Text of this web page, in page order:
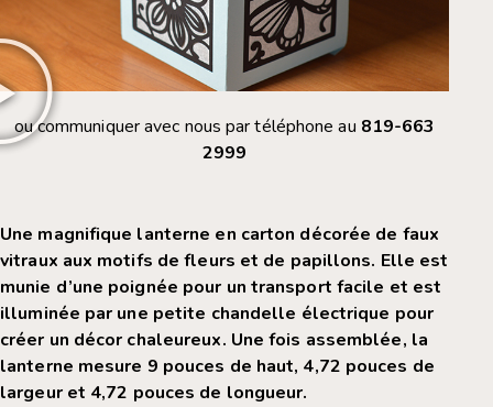
ou communiquer avec nous par téléphone au 819-663
2999
Une magnifique lanterne en carton décorée de faux
vitraux aux motifs de fleurs et de papillons. Elle est
munie d’une poignée pour un transport facile et est
illuminée par une petite chandelle électrique pour
créer un décor chaleureux. Une fois assemblée, la
lanterne mesure 9 pouces de haut, 4,72 pouces de
largeur et 4,72 pouces de longueur.